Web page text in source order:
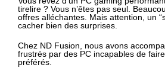
tirelire ? Vous n’êtes pas seul.
offres alléchantes. Mais attention, un
cacher bien des surprises.
Chez ND Fusion, nous avons
frustrés par des PC incapables de
préférés.